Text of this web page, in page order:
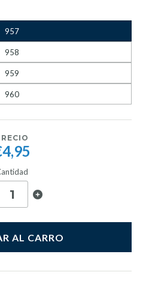
957
958
959
960
AL CARRO